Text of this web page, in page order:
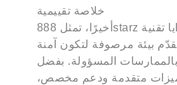
خلاصة تقييمية
أخيرًا، تمثل 888starz منصة توفّر مزايا تقنية
بيئة مرصوفة لتكون آمنة
بالممارسات المسؤولة. بفضل
متقدمة ودعم مخصص،